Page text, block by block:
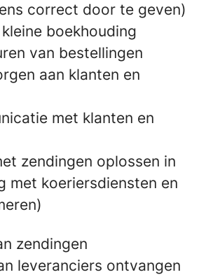
correct door te geven)
boekhouding
van bestellingen
aan klanten en
met klanten en
zendingen oplossen in
met koeriersdiensten en
zendingen
leveranciers ontvangen